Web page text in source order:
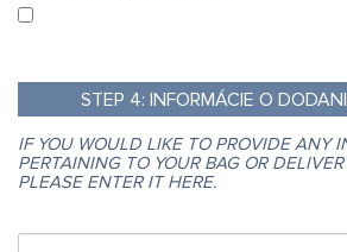
STEP 4: INFORMÁCIE O
IF YOU WOULD LIKE TO PROVIDE ANY
PERTAINING TO YOUR BAG OR
PLEASE ENTER IT HERE.